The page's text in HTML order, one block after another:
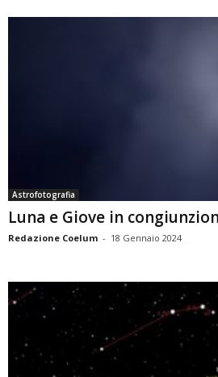
Astrofotografia
Luna e Giove in
Redazione Coelum - 18 Gennaio 2024